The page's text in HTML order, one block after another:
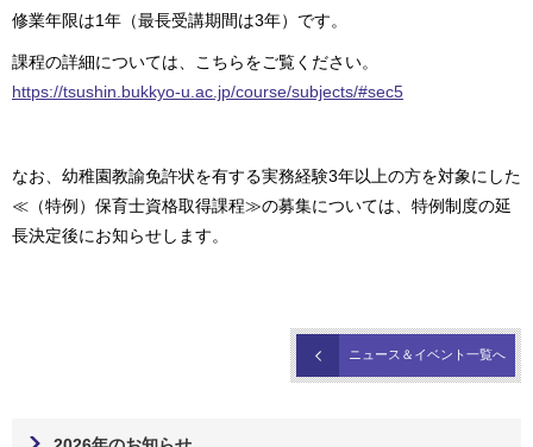
修業年限は1年（最長受講期間は3年）です。
課程の詳細については、こちらをご覧ください。
https://tsushin.bukkyo-u.ac.jp/course/subjects/#sec5
なお、幼稚園教諭免許状を有する実務経験3年以上の方を対象にした
≪（特例）保育士資格取得課程≫の募集については、特例制度の延
長決定後にお知らせします。
ニュース＆イベント一覧へ